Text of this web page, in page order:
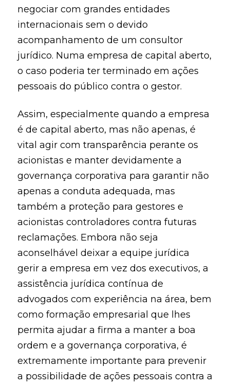
negociar com grandes entidades
internacionais sem o devido
acompanhamento de um consultor
jurídico. Numa empresa de capital aberto,
o caso poderia ter terminado em ações
pessoais do público contra o gestor.
Assim, especialmente quando a empresa
é de capital aberto, mas não apenas, é
vital agir com transparência perante os
acionistas e manter devidamente a
governança corporativa para garantir não
apenas a conduta adequada, mas
também a proteção para gestores e
acionistas controladores contra futuras
reclamações. Embora não seja
aconselhável deixar a equipe jurídica
gerir a empresa em vez dos executivos, a
assistência jurídica contínua de
advogados com experiência na área, bem
como formação empresarial que lhes
permita ajudar a firma a manter a boa
ordem e a governança corporativa, é
extremamente importante para prevenir
a possibilidade de ações pessoais contra a